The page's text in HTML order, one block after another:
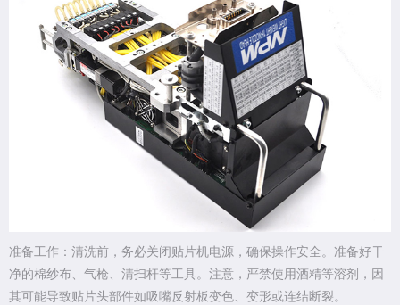
准备工作：清洗前，务必关闭贴片机电源，确保操作安全。准备好干
净的棉纱布、气枪、清扫杆等工具。注意，严禁使用酒精等溶剂，因
其可能导致贴片头部件如吸嘴反射板变色、变形或连结断裂。